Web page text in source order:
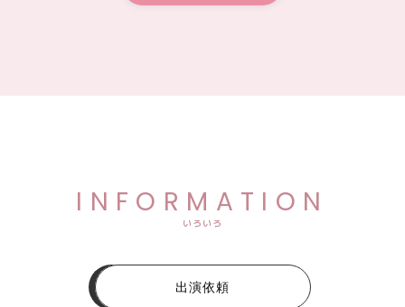
INFORMATION
いろいろ
出演依頼